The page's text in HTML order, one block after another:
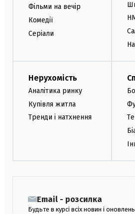
Фільми на вечір
Комедії
Серіали
Нерухомість
Аналітика ринку
Купівля житла
Тренди і натхнення
Email - розсилка
Будьте в курсі всіх новин і